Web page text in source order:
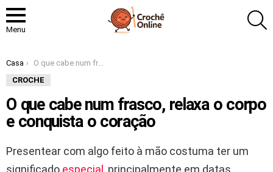
Menu
Você está aqui:
Casa
O que cabe num frasco, relaxa o corpo e conquista o coração
CROCHE
O que cabe num frasco, relaxa o corpo
e conquista o coração
Presentear com algo feito à mão costuma ter um
significado especial , principalmente em datas